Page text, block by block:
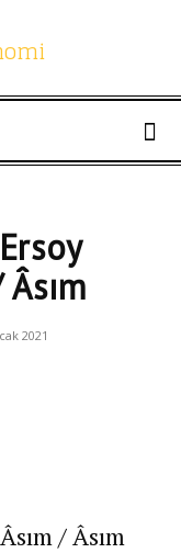
2021
/ Âsım